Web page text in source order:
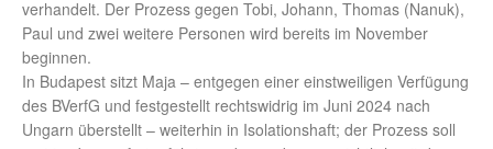
verhandelt. Der Prozess gegen Tobi, Johann, Thomas (Nanuk),
Paul und zwei weitere Personen wird bereits im November
beginnen.
In Budapest sitzt Maja – entgegen einer einstweiligen Verfügung
des BVerfG und festgestellt rechtswidrig im Juni 2024 nach
Ungarn überstellt – weiterhin in Isolationshaft; der Prozess soll